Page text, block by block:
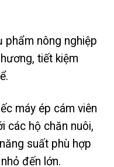
nông nghiệp
tiết kiệm
máy ép cám viên
các hộ chăn nuôi,
suất phù hợp
đến lớn.